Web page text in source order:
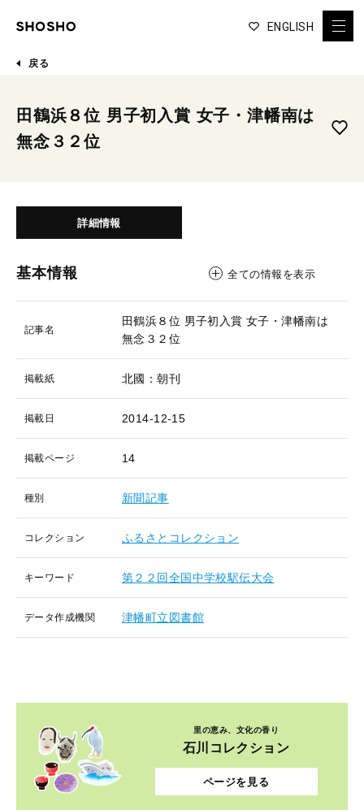
ENGLISH
戻る
田鶴浜８位 男子初入賞 女子・津幡南は
無念３２位
詳細情報
基本情報 全ての情報を表示
記事名
田鶴浜８位 男子初入賞 女子・津幡南は
無念３２位
掲載紙 北國：朝刊
掲載日 2014-12-15
掲載ページ 14
種別 新聞記事
コレクション ふるさとコレクション
キーワード 第２２回全国中学校駅伝大会
データ作成機関 津幡町立図書館
里の恵み、文化の香り
石川コレクション
ページを見る